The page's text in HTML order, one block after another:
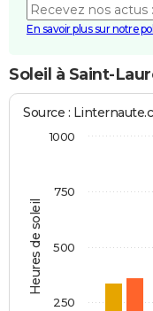
En savoir plus sur notre
Soleil à Saint-
Heures de soleil
Source :
1000
250
500
750